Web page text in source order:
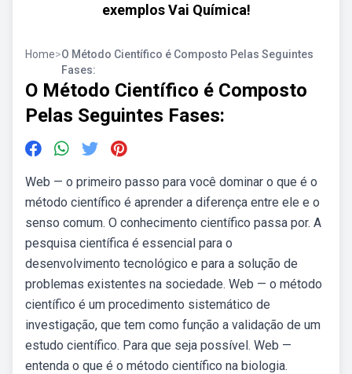
exemplos Vai Química!
Home>O Método Científico é Composto Pelas Seguintes
Fases:
O Método Científico é Composto
Pelas Seguintes Fases:
Web — o primeiro passo para você dominar o que é o
método científico é aprender a diferença entre ele e o
senso comum. O conhecimento científico passa por. A
pesquisa científica é essencial para o
desenvolvimento tecnológico e para a solução de
problemas existentes na sociedade. Web — o método
científico é um procedimento sistemático de
investigação, que tem como função a validação de um
estudo científico. Para que seja possível. Web —
entenda o que é o método científico na biologia.